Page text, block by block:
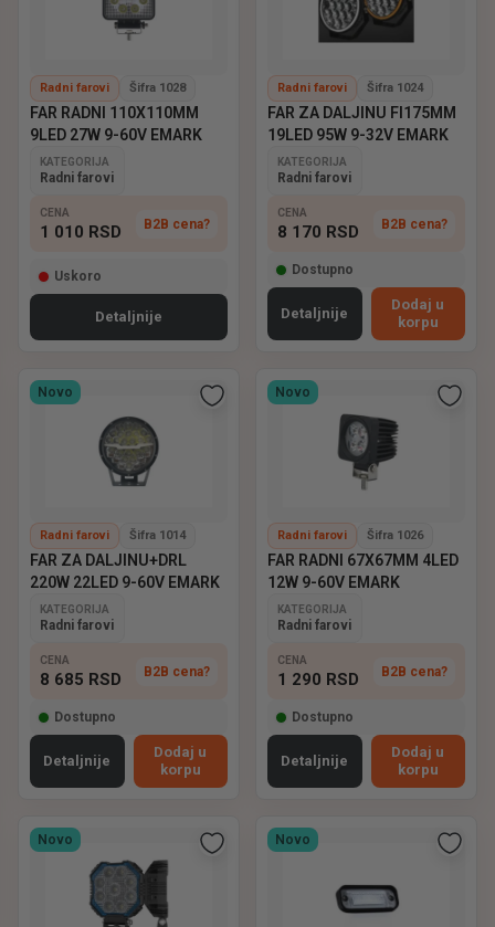
Radni farovi Šifra 1028
FAR RADNI 110X110MM
9LED 27W 9-60V EMARK
KATEGORIJA
Radni farovi
CENA
1 010 RSD B2B cena?
Uskoro
Detaljnije
Radni farovi Šifra 1024
FAR ZA DALJINU FI175MM
19LED 95W 9-32V EMARK
KATEGORIJA
Radni farovi
CENA
8 170 RSD B2B cena?
Dostupno
Detaljnije
Dodaj u
korpu
Novo
Radni farovi Šifra 1014
FAR ZA DALJINU+DRL
220W 22LED 9-60V EMARK
KATEGORIJA
Radni farovi
CENA
8 685 RSD B2B cena?
Dostupno
Detaljnije
Dodaj u
korpu
Novo
Radni farovi Šifra 1026
FAR RADNI 67X67MM 4LED
12W 9-60V EMARK
KATEGORIJA
Radni farovi
CENA
1 290 RSD B2B cena?
Dostupno
Detaljnije
Dodaj u
korpu
Novo Novo